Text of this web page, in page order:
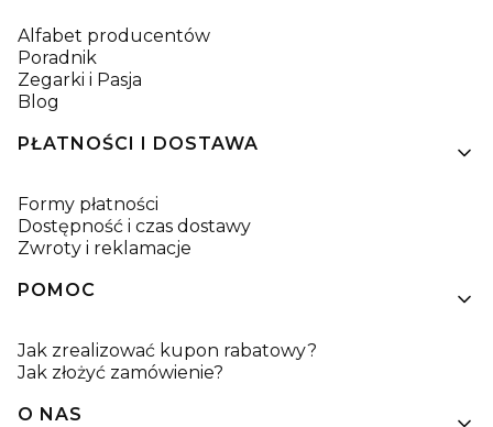
Alfabet producentów
Poradnik
Zegarki i Pasja
Blog
PŁATNOŚCI I DOSTAWA
Formy płatności
Dostępność i czas dostawy
Zwroty i reklamacje
POMOC
Jak zrealizować kupon rabatowy?
Jak złożyć zamówienie?
O NAS